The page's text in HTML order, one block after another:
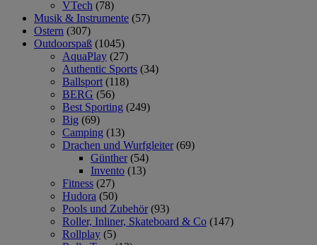
VTech (78)
Musik & Instrumente (57)
Ostern (307)
Outdoorspaß (1045)
AquaPlay (27)
Authentic Sports (34)
Ballsport (118)
BERG (56)
Best Sporting (249)
Big (69)
Camping (13)
Drachen und Wurfgleiter (69)
Günther (54)
Invento (13)
Fitness (27)
Hudora (50)
Pools und Zubehör (93)
Roller, Inliner, Skateboard & Co (147)
Rollplay (5)